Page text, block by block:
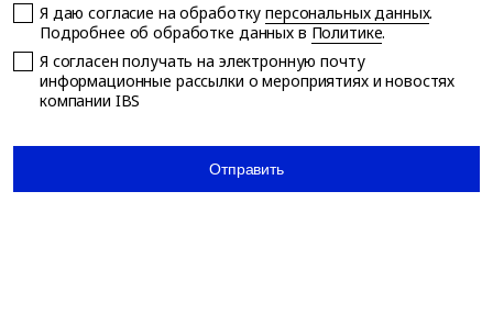
Я даю согласие на обработкуперсональных данных.
Подробнее об обработке данных в Политике.
Я согласен получать на электронную почту
информационные рассылки о мероприятиях и новостях
компании IBS
Отправить